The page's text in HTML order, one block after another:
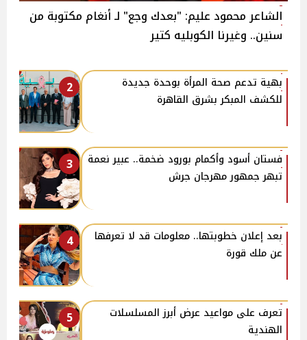
الشاعر محمود عليم: "بعدك وجع" لـ أنغام مكتوبة من
سنين.. وغيرنا الكوبليه كتير
2
بهية تدعم صحة المرأة بوحدة جديدة
للكشف المبكر بشرق القاهرة
3
فستان أسود وأكمام بورود ضخمة.. عبير نعمة
تبهر جمهور مهرجان جرش
4
بعد إعلان خطوبتها.. معلومات قد لا تعرفها
عن ملك قورة
5
تعرف على مواعيد عرض أبرز المسلسلات
الهندية